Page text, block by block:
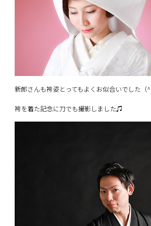
新郎さんも袴姿とってもよくお似合いでした（
袴を着た記念に刀でも撮影しました♫